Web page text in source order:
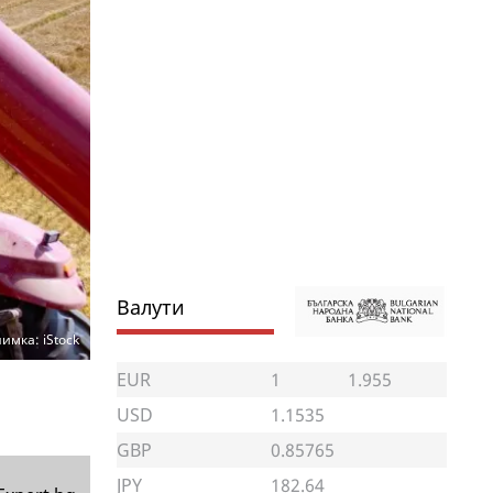
iStock
Валути
EUR 1
1.955
USD
1.1535
GBP
0.85765
JPY
182.64